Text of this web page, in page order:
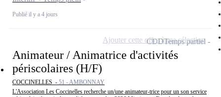
Publié il y a 4 jours
Animateur / Animatrice d'activités
périscolaires (H/F)
COCCINELLES - 51 - AMBONNAY
L'Association Les Coccinelles recherche un/une animateur-trice pour un son service
CDDTemps partiel
Ajouter cette offre à ma sélection